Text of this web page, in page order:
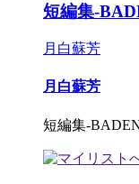
短編集-
月白蘇芳
月白蘇芳
短編集-